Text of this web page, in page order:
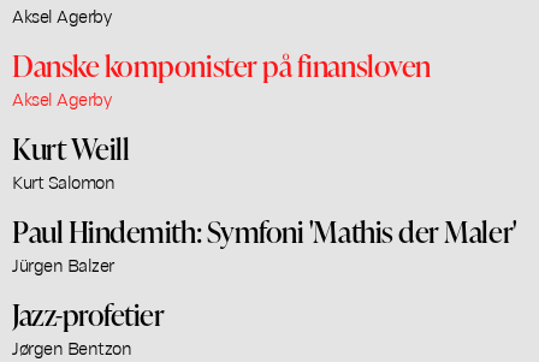
Aksel Agerby
Danske komponister på finansloven
Aksel Agerby
Kurt Weill
Kurt Salomon
Paul Hindemith: Symfoni 'Mathis der Maler'
Jürgen Balzer
Jazz-profetier
Jørgen Bentzon